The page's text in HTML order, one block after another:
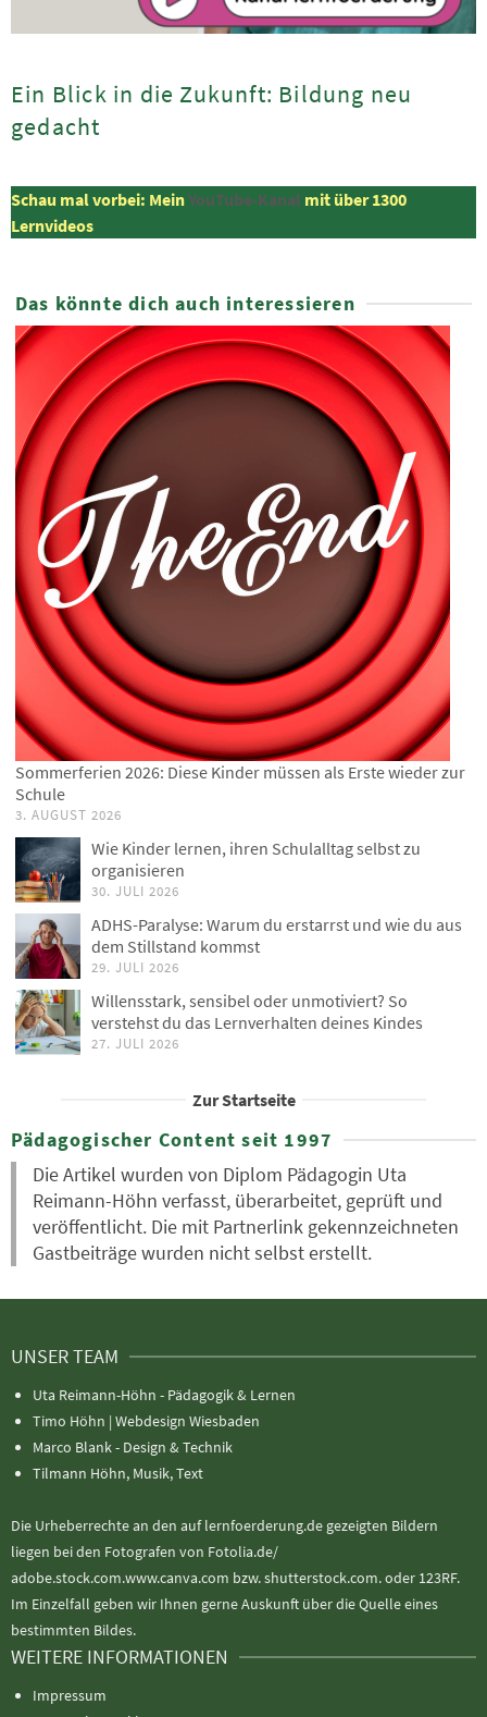
Ein Blick in die Zukunft: Bildung neu
gedacht
Schau mal vorbei: MeinYouTube-Kanal mit über 1300
Lernvideos
Das könnte dich auch interessieren
Sommerferien 2026: Diese Kinder müssen als Erste wieder zur
Schule
3. AUGUST 2026
Wie Kinder lernen, ihren Schulalltag selbst zu
organisieren
30. JULI 2026
ADHS-Paralyse: Warum du erstarrst und wie du aus
dem Stillstand kommst
29. JULI 2026
Willensstark, sensibel oder unmotiviert? So
verstehst du das Lernverhalten deines Kindes
27. JULI 2026
Zur Startseite
Pädagogischer Content seit 1997
Die Artikel wurden von Diplom Pädagogin Uta
Reimann-Höhn verfasst, überarbeitet, geprüft und
veröffentlicht. Die mit Partnerlink gekennzeichneten
Gastbeiträge wurden nicht selbst erstellt.
UNSER TEAM
Uta Reimann-Höhn - Pädagogik & Lernen
Timo Höhn | Webdesign Wiesbaden
Marco Blank - Design & Technik
Tilmann Höhn, Musik, Text
Die Urheberrechte an den auf lernfoerderung.de gezeigten Bildern
liegen bei den Fotografen von Fotolia.de/
adobe.stock.com.www.canva.com bzw. shutterstock.com. oder 123RF.
Im Einzelfall geben wir Ihnen gerne Auskunft über die Quelle eines
bestimmten Bildes.
WEITERE INFORMATIONEN
Impressum